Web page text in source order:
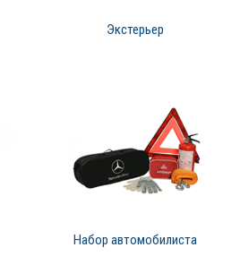
Экстерьер
Набор автомобилиста